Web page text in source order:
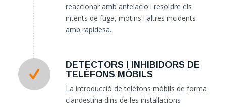
reaccionar amb antelació i resoldre els
intents de fuga, motins i altres incidents
amb rapidesa.
DETECTORS I INHIBIDORS DE
TELÈFONS MÒBILS
La introducció de telèfons mòbils de forma
clandestina dins de les instal·lacions